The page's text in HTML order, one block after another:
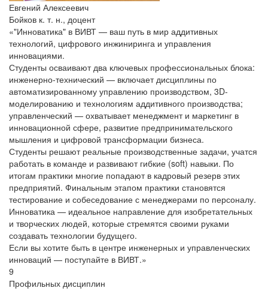
Евгений Алексеевич
Бойков к. т. н., доцент
«"Инноватика" в ВИВТ — ваш путь в мир аддитивных
технологий, цифрового инжиниринга и управления
инновациями.
Студенты осваивают два ключевых профессиональных блока:
инженерно-технический — включает дисциплины по
автоматизированному управлению производством, 3D-
моделированию и технологиям аддитивного производства;
управленческий — охватывает менеджмент и маркетинг в
инновационной сфере, развитие предпринимательского
мышления и цифровой трансформации бизнеса.
Студенты решают реальные производственные задачи, учатся
работать в команде и развивают гибкие (soft) навыки. По
итогам практики многие попадают в кадровый резерв этих
предприятий. Финальным этапом практики становятся
тестирование и собеседование с менеджерами по персоналу.
Инноватика — идеальное направление для изобретательных
и творческих людей, которые стремятся своими руками
создавать технологии будущего.
Если вы хотите быть в центре инженерных и управленческих
инноваций — поступайте в ВИВТ.»
9
Профильных дисциплин